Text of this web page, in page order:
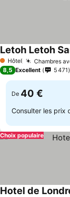
1 Étoiles
Hôtel Chambres
Letoh Letoh
8,5 Excellent 5 471
De 40 €
Consulter les prix
Choix populaire
Hotel de